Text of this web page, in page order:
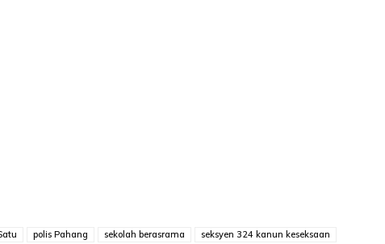
polis Pahang sekolah berasrama seksyen 324 kanun keseksaan